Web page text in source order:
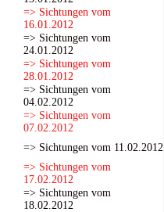
=> Sichtungen vom
16.01.2012
=> Sichtungen vom
24.01.2012
=> Sichtungen vom
28.01.2012
=> Sichtungen vom
04.02.2012
=> Sichtungen vom
07.02.2012
=> Sichtungen vom 11.02.2012
=> Sichtungen vom
17.02.2012
=> Sichtungen vom
18.02.2012